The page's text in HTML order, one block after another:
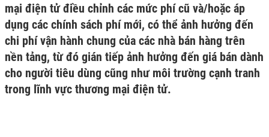
mại điện tử điều chỉnh các mức phí cũ và/hoặc áp
dụng các chính sách phí mới, có thể ảnh hưởng đến
chi phí vận hành chung của các nhà bán hàng trên
nền tảng, từ đó gián tiếp ảnh hưởng đến giá bán dành
cho người tiêu dùng cũng như môi trường cạnh tranh
trong lĩnh vực thương mại điện tử.